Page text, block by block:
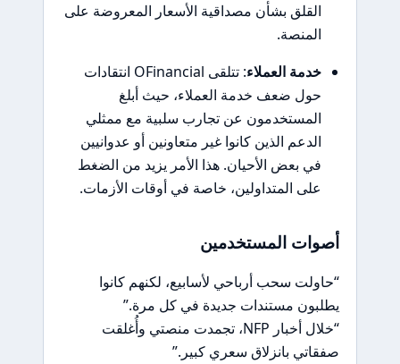
القلق بشأن مصداقية الأسعار المعروضة على
المنصة.
خدمة العملاء
: تتلقى OFinancial انتقادات
حول ضعف خدمة العملاء، حيث أبلغ
المستخدمون عن تجارب سلبية مع ممثلي
الدعم الذين كانوا غير متعاونين أو عدوانيين
في بعض الأحيان. هذا الأمر يزيد من الضغط
على المتداولين، خاصة في أوقات الأزمات.
أصوات المستخدمين
“حاولت سحب أرباحي لأسابيع، لكنهم كانوا
يطلبون مستندات جديدة في كل مرة.”
“خلال أخبار NFP، تجمدت منصتي وأُغلقت
صفقاتي بانزلاق سعري كبير.”